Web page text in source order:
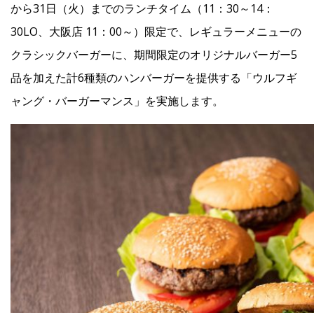
Facebook
JP EN
から31日（火）までのランチタイム（11：30～14：
30LO、大阪店 11：00～）限定で、レギュラーメニューの
クラシックバーガーに、期間限定のオリジナルバーガー5
品を加えた計6種類のハンバーガーを提供する「ウルフギ
ャング・バーガーマンス」を実施します。